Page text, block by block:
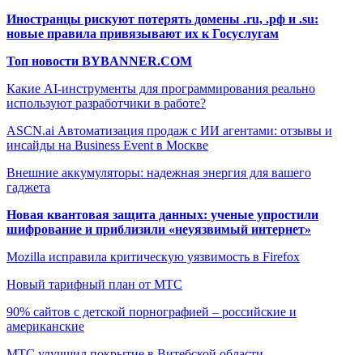
Иностранцы рискуют потерять домены .ru, .рф и .su:
новые правила привязывают их к Госуслугам
Топ новости BYBANNER.COM
Какие AI-инструменты для программирования реально
используют разработчики в работе?
ASCN.ai Автоматизация продаж с ИИ агентами: отзывы и
инсайды на Business Event в Москве
Внешние аккумуляторы: надежная энергия для вашего
гаджета
Новая квантовая защита данных: ученые упростили
шифрование и приблизили «неуязвимый интернет»
Mozilla исправила критическую уязвимость в Firefox
Новый тарифный план от МТС
90% сайтов с детской порнографией – российские и
американские